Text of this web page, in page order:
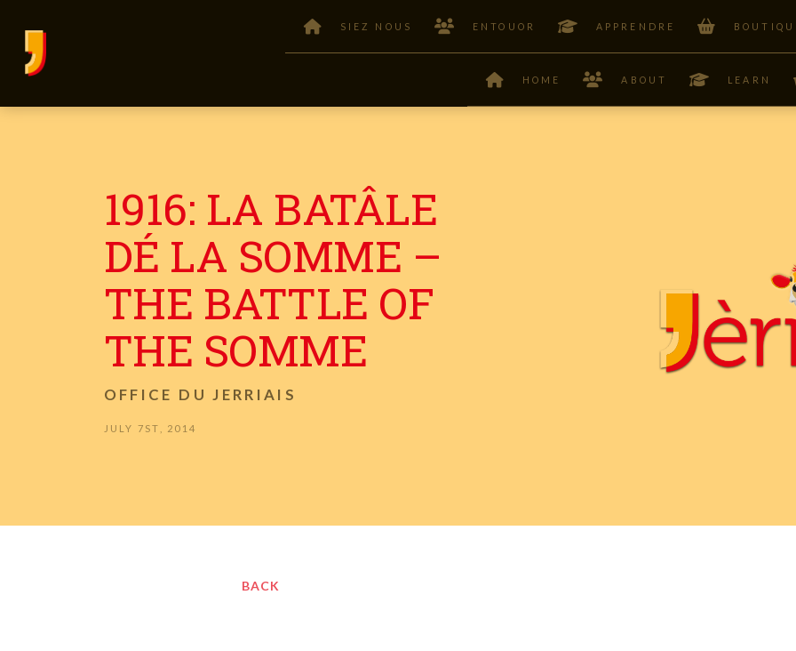
SIEZ NOUS ENTOUOR APPRENDRE
HOME ABOUT LEARN
1916: LA BATÂLE
DÉ LA SOMME –
THE BATTLE OF
THE SOMME
OFFICE DU JERRIAIS
JULY 7ST, 2014
BACK